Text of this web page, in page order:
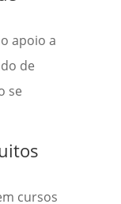
apoio a
de
se
cursos